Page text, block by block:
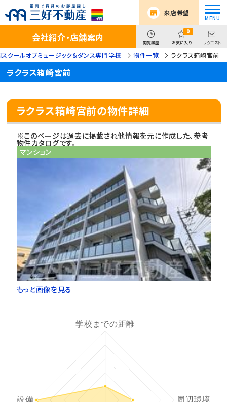
来店希望
会社紹介・店舗案内 閲覧履歴
0
お気に入り リクエスト
クールオブミュージック＆ダンス専門学校 物件一覧 ラクラス箱崎宮前
ラクラス箱崎宮前
ラクラス箱崎宮前の物件詳細
※このページは過去に掲載され他情報を元に作成した、参考
物件カタログです。
マンション
もっと画像を見る